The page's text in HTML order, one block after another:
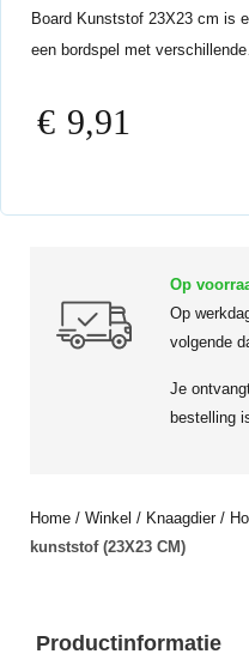
Board Kunststof 23X23 cm is
een bordspel met
€ 9,91
Op
Op
volgende
Je
bestelling
Home / Winkel / Knaagdier/
kunststof (23X23 CM)
Productinformatie